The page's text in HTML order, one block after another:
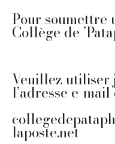
Pour soumettre
Collège de
Veuillez utiliser
l’adresse e-
laposte.net